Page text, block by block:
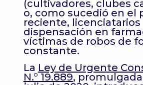
(cultivadores, clubes
o, como sucedió en el
reciente, licenciatarios
dispensación en
víctimas de robos de
constante.
La Ley de Urgente
N.° 19.889,